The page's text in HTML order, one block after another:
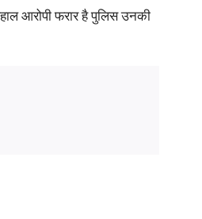
आरोपी फरार है पुलिस उनकी